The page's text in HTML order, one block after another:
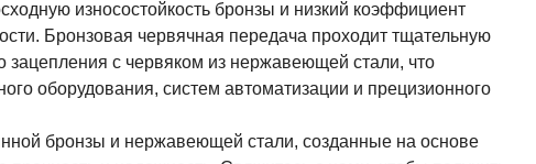
износостойкость бронзы и низкий коэффициент
Бронзовая червячная передача проходит тщательную
зацепления с червяком из нержавеющей стали, что
оборудования, систем автоматизации и прецизионного
бронзы и нержавеющей стали, созданные на основе